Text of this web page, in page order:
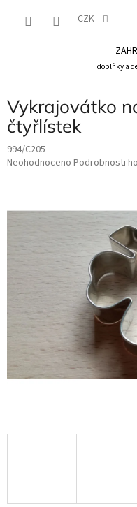
CZK
doplňky a
Vykrajovátko
čtyřlístek
994/C205
Průměrné
0,0
5
hvězdiček.
Neohodnoceno Podrobnosti